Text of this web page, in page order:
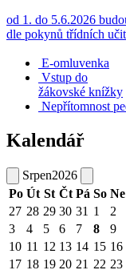
od 1. do 5.6.2026
dle pokynů třídních
E-omluvenka
Vstup do
žákovské knížky
Nepřítomnost
Kalendář
Srpen2026
Po Út St Čt Pá So Ne
27 28 29 30 31 1
2
3
4 5 6 7 8
9
10 11 12 13 14 15 16
17 18 19 20 21 22 23